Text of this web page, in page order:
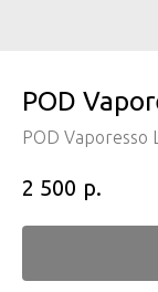
POD
POD Vaporesso
2 500 р.